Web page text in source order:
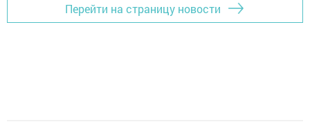
Перейти на страницу новости